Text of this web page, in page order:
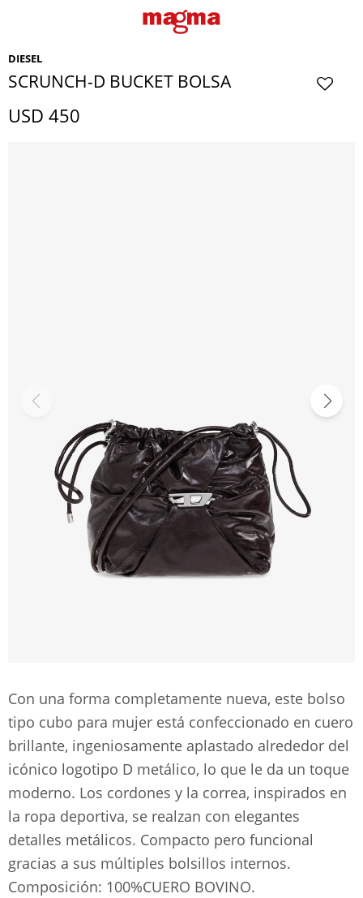
DIESEL
SCRUNCH-D BUCKET BOLSA
USD 450
Con una forma completamente nueva, este bolso
tipo cubo para mujer está confeccionado en cuero
brillante, ingeniosamente aplastado alrededor del
icónico logotipo D metálico, lo que le da un toque
moderno. Los cordones y la correa, inspirados en
la ropa deportiva, se realzan con elegantes
detalles metálicos. Compacto pero funcional
gracias a sus múltiples bolsillos internos.
Composición: 100%CUERO BOVINO.